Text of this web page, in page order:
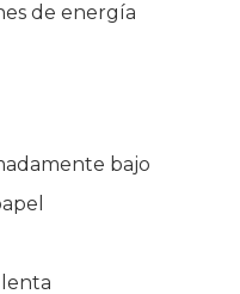
de energía
bajo